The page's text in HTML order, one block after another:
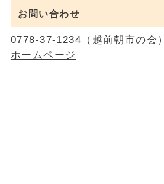
お問い合わせ
0778-37-1234 （越前朝市の会）
ホームページ